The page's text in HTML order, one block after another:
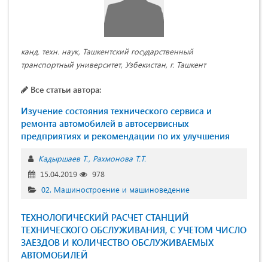
канд. техн. наук, Ташкентский государственный
транспортный университет, Узбекистан, г. Ташкент
Все статьи автора:
Изучение состояния технического сервиса и
ремонта автомобилей в автосервисных
предприятиях и рекомендации по их улучшения
Кадыршаев Т. Рахмонова Т.Т.
15.04.2019
978
02. Машиностроение и машиноведение
ТЕХНОЛОГИЧЕСКИЙ РАСЧЕТ СТАНЦИЙ
ТЕХНИЧЕСКОГО ОБСЛУЖИВАНИЯ, С УЧЕТОМ ЧИСЛО
ЗАЕЗДОВ И КОЛИЧЕСТВО ОБСЛУЖИВАЕМЫХ
АВТОМОБИЛЕЙ